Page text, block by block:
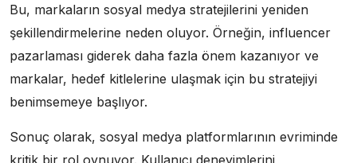
Bu, markaların sosyal medya stratejilerini yeniden
şekillendirmelerine neden oluyor. Örneğin, influencer
pazarlaması giderek daha fazla önem kazanıyor ve
markalar, hedef kitlelerine ulaşmak için bu stratejiyi
benimsemeye başlıyor.
Sonuç olarak, sosyal medya platformlarının evriminde
kritik bir rol oynuyor. Kullanıcı deneyimlerini